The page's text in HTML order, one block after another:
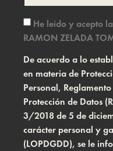
He leído y acepto la
RAMON ZELADA
De acuerdo a lo
en materia de
Personal,
Protección de Datos
3/2018 de 5 de
carácter personal y
(LOPDGDD), se le